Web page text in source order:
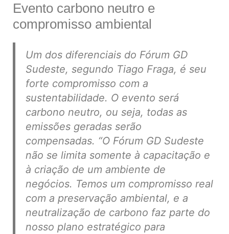
Evento carbono neutro e
compromisso ambiental
Um dos diferenciais do Fórum GD
Sudeste, segundo Tiago Fraga, é seu
forte compromisso com a
sustentabilidade. O evento será
carbono neutro, ou seja, todas as
emissões geradas serão
compensadas. “O Fórum GD Sudeste
não se limita somente à capacitação e
à criação de um ambiente de
negócios. Temos um compromisso real
com a preservação ambiental, e a
neutralização de carbono faz parte do
nosso plano estratégico para